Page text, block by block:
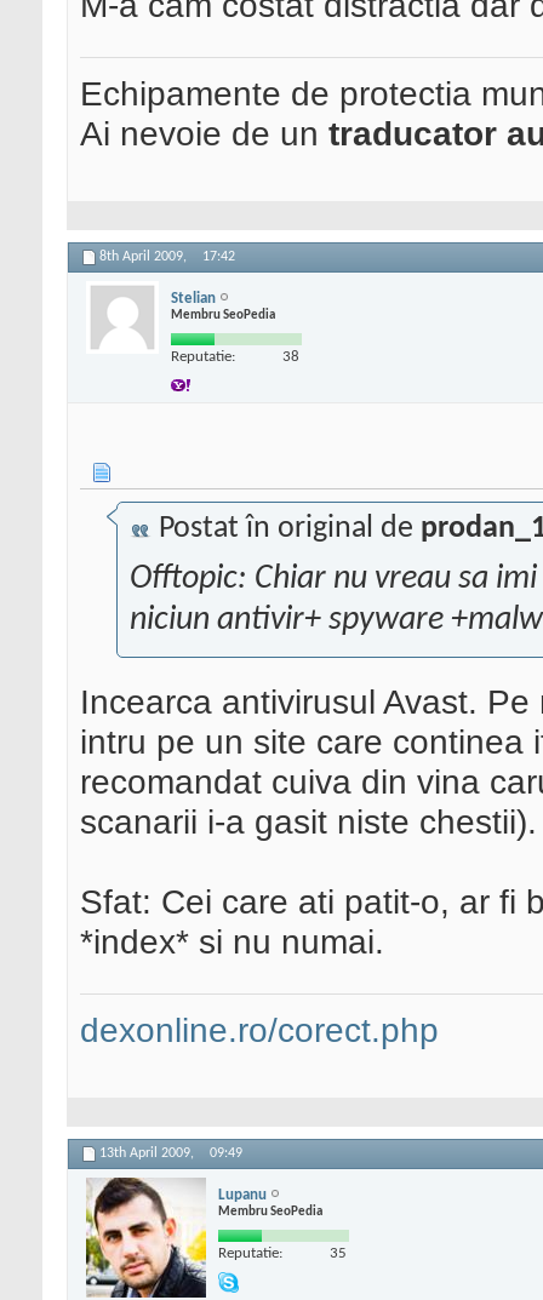
Echipamente de protectia
Ai nevoie de un traducator
8th April 2009, 17:42
Stelian
Membru SeoPedia
Reputatie: 38
Postat în original de
Offtopic: Chiar nu vreau sa
niciun antivir+ spyware
Incearca antivirusul Avast.
intru pe un site care continea
recomandat cuiva din vina
scanarii i-a gasit niste chestii).
Sfat: Cei care ati patit-o, ar fi
*index* si nu numai.
dexonline.ro/corect.php
13th April 2009, 09:49
Lupanu
Membru SeoPedia
Reputatie: 35